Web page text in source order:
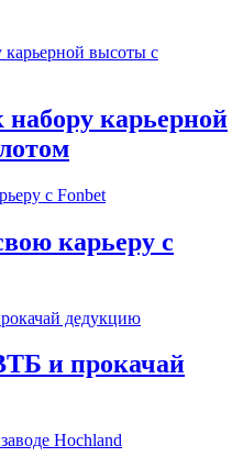
набору карьерной
карьеру с
и прокачай